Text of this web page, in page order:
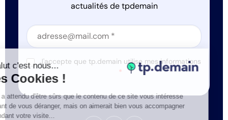
actualités de tpdemain
Section
Section
J'accepte que tp.demain utilise mes informations
*
Salut c'est nous...
les Cookies !
On a attendu d'être sûrs que le contenu de ce site vous intéresse
avant de vous déranger, mais on aimerait bien vous accompagner
pendant votre visite...